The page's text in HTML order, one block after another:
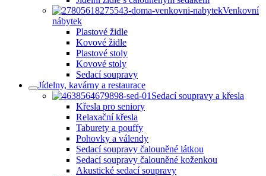
Venkovní
nábytek
Plastové židle
Kovové židle
Plastové stoly
Kovové stoly
Sedací soupravy
Jídelny, kavárny a restaurace
Sedací soupravy a křesla
Křesla pro seniory
Relaxační křesla
Taburety a pouffy
Pohovky a válendy
Sedací soupravy čalouněné látkou
Sedací soupravy čalouněné koženkou
Akustické sedací soupravy